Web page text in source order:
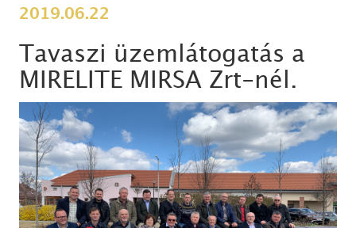
2019.06.22
Tavaszi üzemlátogatás a
MIRELITE MIRSA Zrt-nél.